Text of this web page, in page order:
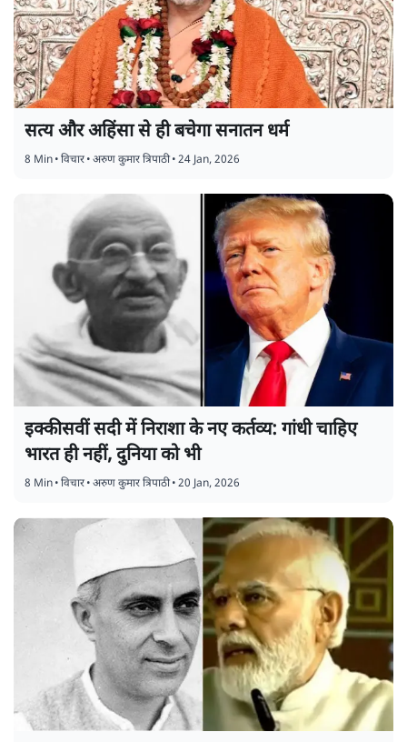
सत्य और अहिंसा से ही बचेगा सनातन धर्म
8 Min•विचार•अरुण कुमार त्रिपाठी•24 Jan, 2026
इक्कीसवीं सदी में निराशा के नए कर्तव्य: गांधी चाहिए
भारत ही नहीं, दुनिया को भी
8 Min•विचार•अरुण कुमार त्रिपाठी•20 Jan, 2026